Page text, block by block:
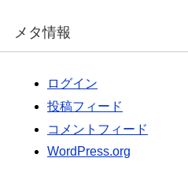
メタ情報
ログイン
投稿フィード
コメントフィード
WordPress.org